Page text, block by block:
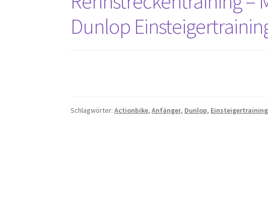
Dunlop
Schlagwörter:Actionbike,Anfänger, Dunlop, Einsteigertraining